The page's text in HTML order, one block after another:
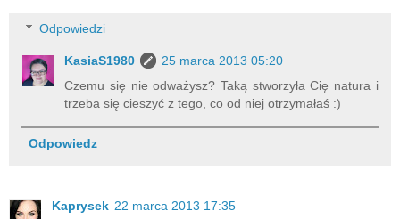
Odpowiedzi
KasiaS1980
25 marca 2013 05:20
Czemu się nie odważysz? Taką stworzyła Cię natura i
trzeba się cieszyć z tego, co od niej otrzymałaś :)
Odpowiedz
Kaprysek 22 marca 2013 17:35